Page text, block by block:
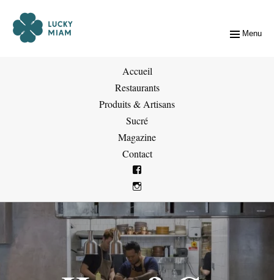
Menu
Accueil
Restaurants
Produits & Artisans
Sucré
Magazine
Contact